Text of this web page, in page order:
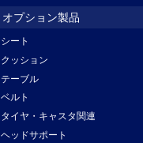
オプション製品
シート
クッション
テーブル
ベルト
タイヤ・キャスタ関連
ヘッドサポート